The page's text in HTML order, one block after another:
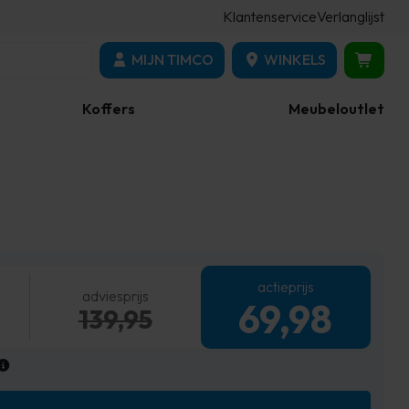
KlantenserviceVerlanglijst
MIJN TIMCO WINKELS
Koffers Meubeloutlet
adviesprijs
139,95
actieprijs
69,98